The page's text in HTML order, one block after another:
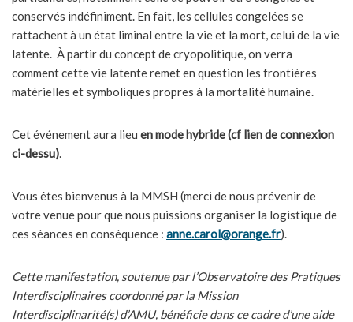
conservés indéfiniment. En fait, les cellules congelées se
rattachent à un état liminal entre la vie et la mort, celui de la vie
latente. À partir du concept de cryopolitique, on verra
comment cette vie latente remet en question les frontières
matérielles et symboliques propres à la mortalité humaine.
Cet événement aura lieu en mode hybride (cf lien de connexion
ci-dessu).
Vous êtes bienvenus à la MMSH (merci de nous prévenir de
votre venue pour que nous puissions organiser la logistique de
ces séances en conséquence : anne.carol@orange.fr).
Cette manifestation, soutenue par l’Observatoire des Pratiques
Interdisciplinaires coordonné par la Mission
Interdisciplinarité(s) d’AMU, bénéficie dans ce cadre d’une aide